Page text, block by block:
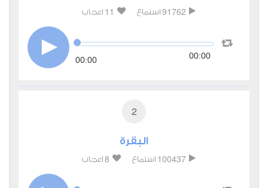
91762 استماع 11 اعجاب
00:00 00:00
2
البقرة
100437 استماع 8 اعجاب